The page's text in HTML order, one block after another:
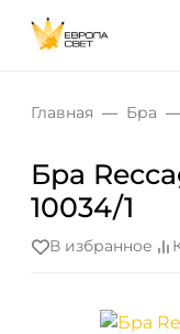
Главная Бра
Бра
10034/1
В избранное